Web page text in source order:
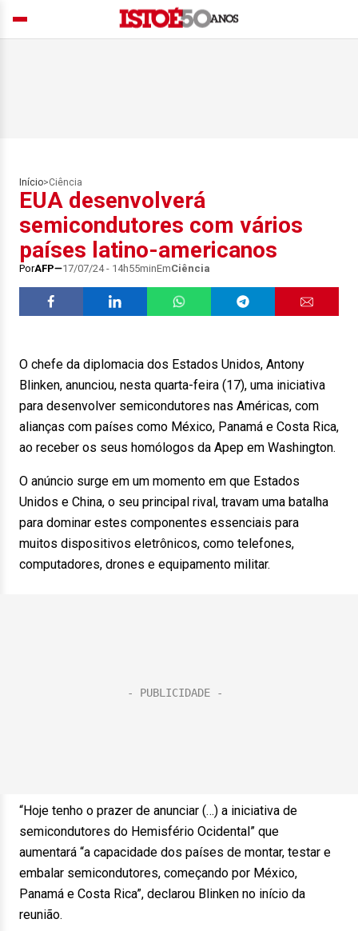
Início>Ciência
EUA desenvolverá
semicondutores com vários
países latino-americanos
PorAFP 17/07/24 - 14h55minEmCiência
O chefe da diplomacia dos Estados Unidos, Antony
Blinken, anunciou, nesta quarta-feira (17), uma iniciativa
para desenvolver semicondutores nas Américas, com
alianças com países como México, Panamá e Costa Rica,
ao receber os seus homólogos da Apep em Washington.
O anúncio surge em um momento em que Estados
Unidos e China, o seu principal rival, travam uma batalha
para dominar estes componentes essenciais para
muitos dispositivos eletrônicos, como telefones,
computadores, drones e equipamento militar.
“Hoje tenho o prazer de anunciar (…) a iniciativa de
semicondutores do Hemisfério Ocidental” que
aumentará “a capacidade dos países de montar, testar e
embalar semicondutores, começando por México,
Panamá e Costa Rica”, declarou Blinken no início da
reunião.